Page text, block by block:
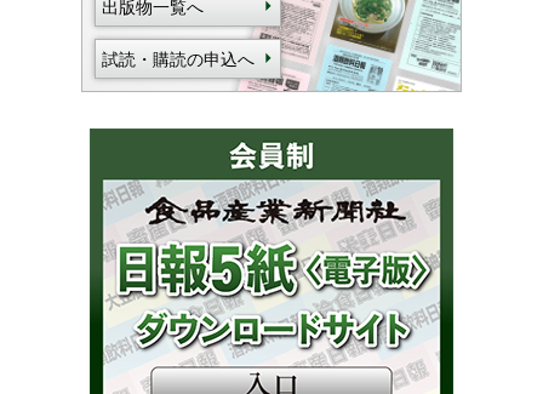
出版物一覧へ
試読・購読の申込へ